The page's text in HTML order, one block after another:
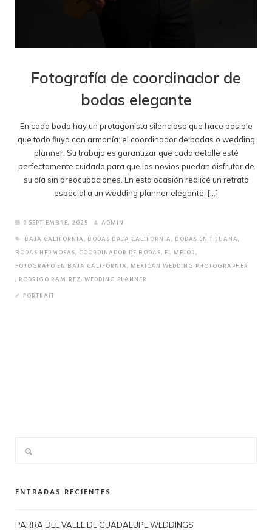
Fotografía de coordinador de
bodas elegante
En cada boda hay un protagonista silencioso que hace posible
que todo fluya con armonía: el coordinador de bodas o wedding
planner. Su trabajo es garantizar que cada detalle esté
perfectamente cuidado para que los novios puedan disfrutar de
su día sin preocupaciones. En esta ocasión realicé un retrato
especial a un wedding planner elegante, […]
9 SEPTIEMBRE, 2025
ADMIN
BAJA CALIFORNIA, BODAS BAJA CALIFORNIA, BODAS EN TIJUANA,
BODAS HERMOSAS, COORDINADOR DE BODAS, EL MEJOR,
FOTOGRAFO EN BAJA CALIFORNIA, MEXICAN WEDDING PHOTOGRAPHER
, RODRIGO RAMIREZ, WEDDING PLANNER
PORTRAIT
ENTRADAS RECIENTES
PARRA DEL VALLE DE GUADALUPE WEDDINGS